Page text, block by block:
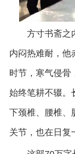
方寸书斋之
内闷热难耐，他
时节，寒气侵骨
始终笔耕不辍。
下颈椎、腰椎、
关节，也在日复